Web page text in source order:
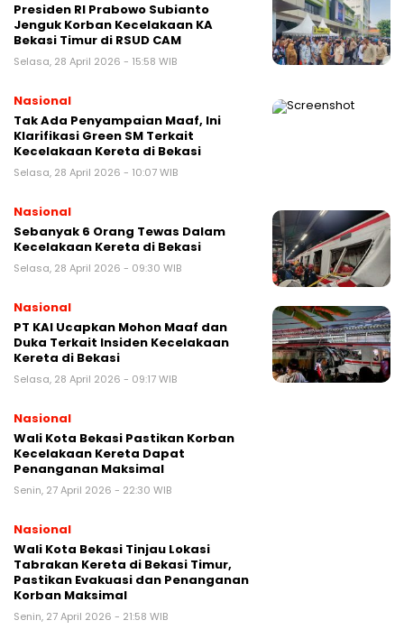
Presiden RI Prabowo Subianto
Jenguk Korban Kecelakaan KA
Bekasi Timur di RSUD CAM
Selasa, 28 April 2026 - 15:58 WIB
Nasional
Tak Ada Penyampaian Maaf, Ini
Klarifikasi Green SM Terkait
Kecelakaan Kereta di Bekasi
Selasa, 28 April 2026 - 10:07 WIB
Nasional
Sebanyak 6 Orang Tewas Dalam
Kecelakaan Kereta di Bekasi
Selasa, 28 April 2026 - 09:30 WIB
Nasional
PT KAI Ucapkan Mohon Maaf dan
Duka Terkait Insiden Kecelakaan
Kereta di Bekasi
Selasa, 28 April 2026 - 09:17 WIB
Nasional
Wali Kota Bekasi Pastikan Korban
Kecelakaan Kereta Dapat
Penanganan Maksimal
Senin, 27 April 2026 - 22:30 WIB
Nasional
Wali Kota Bekasi Tinjau Lokasi
Tabrakan Kereta di Bekasi Timur,
Pastikan Evakuasi dan Penanganan
Korban Maksimal
Senin, 27 April 2026 - 21:58 WIB